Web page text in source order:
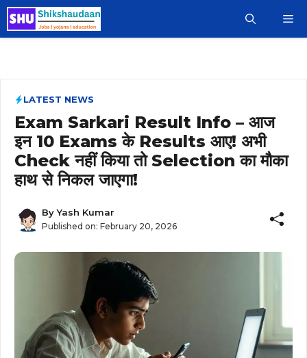
Skip
content
LATEST NEWS
Exam Sarkari Result Info – आज
इन 10 Exams के Results आए! अभी
Check नहीं किया तो Selection का मौका
हाथ से निकल जाएगा!
ByYash Kumar
Published on: February 20, 2026